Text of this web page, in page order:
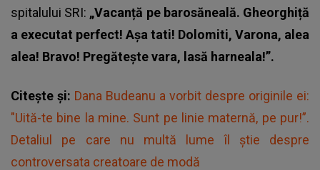
spitalului SRI: „Vacanță pe barosăneală. Gheorghiță
a executat perfect! Așa tati! Dolomiti, Varona, alea
alea! Bravo! Pregătește vara, lasă harneala!”.
Citește și: Dana Budeanu a vorbit despre originile ei:
"Uită-te bine la mine. Sunt pe linie maternă, pe pur!”.
Detaliul pe care nu multă lume îl știe despre
controversata creatoare de modă